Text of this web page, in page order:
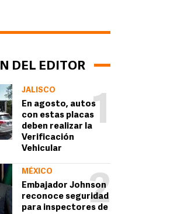
DEL EDITOR
1
JALISCO
En agosto, autos
con estas placas
deben realizar la
Verificación
Vehicular
2
MÉXICO
Embajador Johnson
reconoce seguridad
para inspectores de